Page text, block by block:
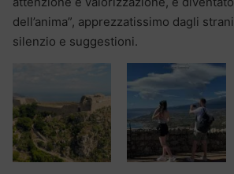
dell’anima”, apprezzatissimo dagli
silenzio e suggestioni.